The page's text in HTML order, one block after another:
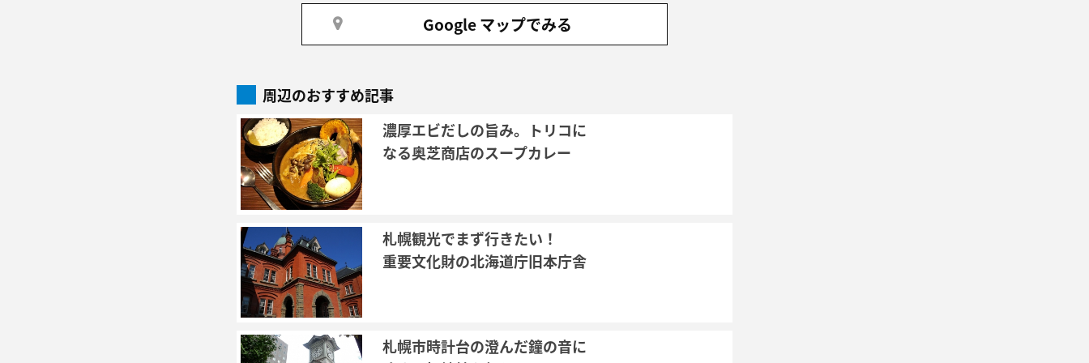
Google マップでみる
周辺のおすすめ記事
濃厚エビだしの旨み。トリコに
なる奥芝商店のスープカレー
札幌観光でまず行きたい！
重要文化財の北海道庁旧本庁舎
札幌市時計台の澄んだ鐘の音に